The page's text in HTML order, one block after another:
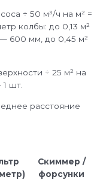
÷ 50 м³/ч на м² =
колбы: до 0,13 м²
600 мм, до 0,45 м²
÷ 25 м² на
шт.
расстояние
Скиммер /
форсунки